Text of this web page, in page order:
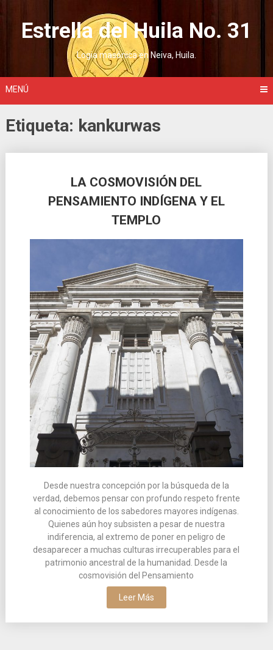
contenidoEstrella del Huila No. 31
Logia masónica en Neiva, Huila.
MENÚ
Etiqueta: kankurwas
LA COSMOVISIÓN DEL
PENSAMIENTO INDÍGENA Y EL
TEMPLO
Desde nuestra concepción por la búsqueda de la
verdad, debemos pensar con profundo respeto frente
al conocimiento de los sabedores mayores indígenas.
Quienes aún hoy subsisten a pesar de nuestra
indiferencia, al extremo de poner en peligro de
desaparecer a muchas culturas irrecuperables para el
patrimonio ancestral de la humanidad. Desde la
cosmovisión del Pensamiento
Leer Más